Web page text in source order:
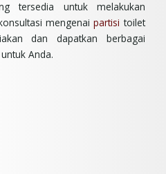
tersedia untuk melakukan
mengenai partisi toilet
dan dapatkan berbagai
Anda.